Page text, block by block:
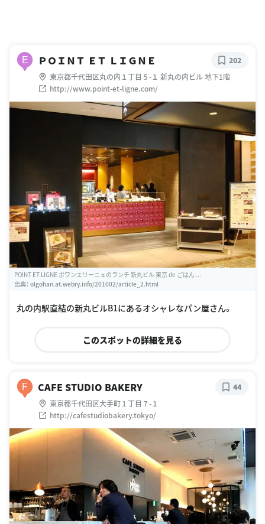
E ＰＯＩＮＴ ＥＴ ＬＩＧＮＥ
東京都千代田区丸の内１丁目５-１ 新丸の内ビル 地下1階
http://www.point-et-ligne.com/
202
POINT ET LIGNE ポワンエリーニュのランチ 新丸ビル 東京 de ごはん ...
出典： olgohan.at.webry.info/201002/article_2.html
丸の内駅直結の新丸ビルB1にあるオシャレなパン屋さん。
このスポットの詳細を見る
F CAFE STUDIO BAKERY
東京都千代田区大手町１丁目７-１
http://cafestudiobakery.tokyo/
44